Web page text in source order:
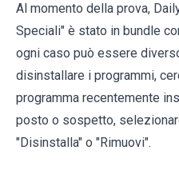
Al momento della prova,
Speciali" è stato in bundle
ogni caso può essere
disinstallare i programmi,
programma recentemente
posto o sospetto,
"Disinstalla" o "Rimuovi".